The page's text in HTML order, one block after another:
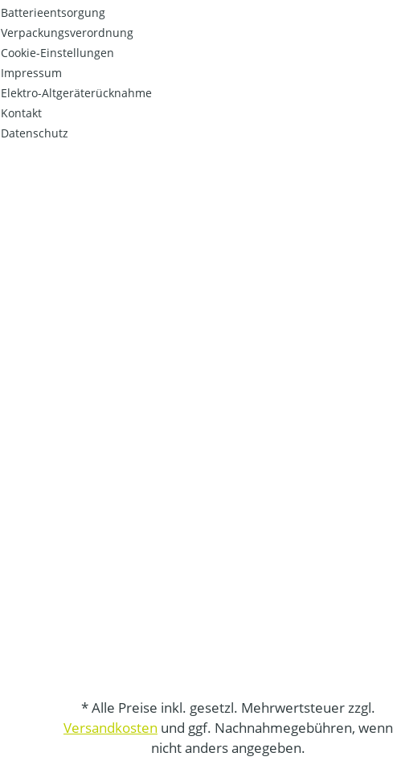
Batterieentsorgung
Verpackungsverordnung
Cookie-Einstellungen
Impressum
Elektro-Altgeräterücknahme
Kontakt
Datenschutz
* Alle Preise inkl. gesetzl. Mehrwertsteuer zzgl.
Versandkosten und ggf. Nachnahmegebühren, wenn
nicht anders angegeben.